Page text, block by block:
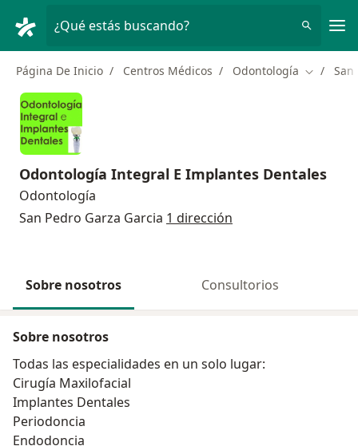
¿Qué estás buscando?
Página De Inicio Centros Médicos Odontología Cambiar
San
Odontología Integral E Implantes Dentales
Odontología
San Pedro Garza Garcia 1 dirección
Sobre nosotros Consultorios
Sobre nosotros
Todas las especialidades en un solo lugar:
Cirugía Maxilofacial
Implantes Dentales
Periodoncia
Endodoncia